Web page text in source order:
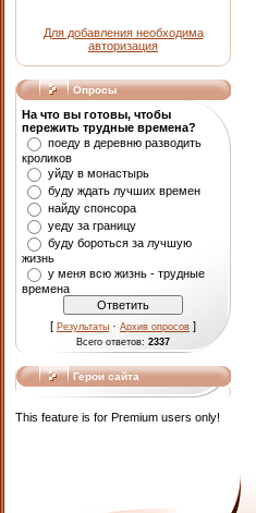
Для добавления необходима
авторизация
Опросы
На что вы готовы, чтобы
пережить трудные времена?
поеду в деревню разводить
кроликов
уйду в монастырь
буду ждать лучших времен
найду спонсора
уеду за границу
буду бороться за лучшую
жизнь
у меня всю жизнь - трудные
времена
[ Результаты · Архив опросов ]
Всего ответов: 2337
Герои сайта
This feature is for Premium users only!